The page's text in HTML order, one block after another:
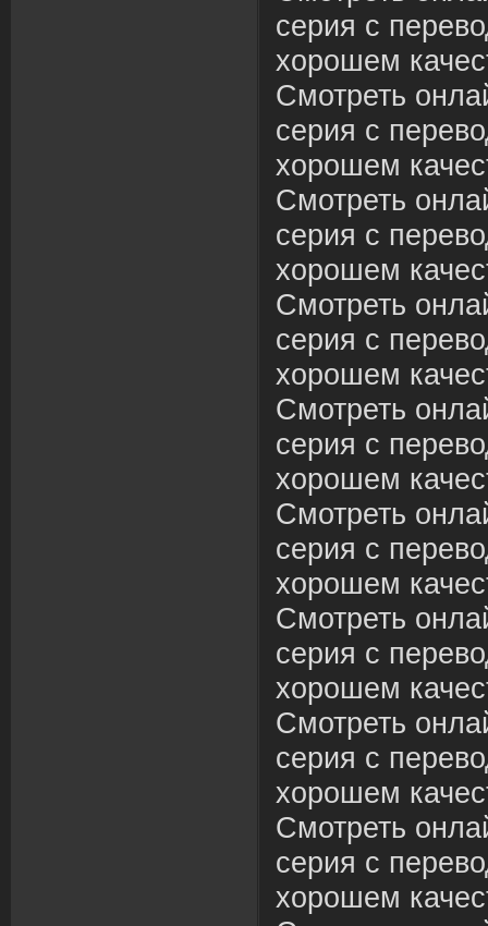
серия с
хорошем
Смотреть
серия с
хорошем
Смотреть
серия с
хорошем
Смотреть
серия с
хорошем
Смотреть
серия с
хорошем
Смотреть
серия с
хорошем
Смотреть
серия с
хорошем
Смотреть
серия с
хорошем
Смотреть
серия с
хорошем